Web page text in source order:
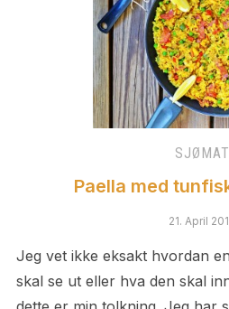
SJØMAT
Paella med
21. April
Jeg vet ikke eksakt hvordan
skal se ut eller hva den skal